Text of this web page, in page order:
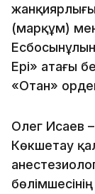
(марқұм) мен
Ері» атағы
«Отан»
Олег Исаев
Көкшетау